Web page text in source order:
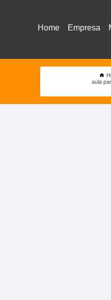
Home Empresa
aula